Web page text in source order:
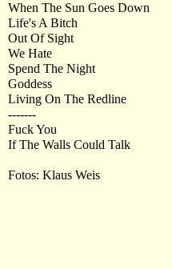
When The Sun Goes Down
Life's A Bitch
Out Of Sight
We Hate
Spend The Night
Goddess
Living On The Redline
-------
Fuck You
If The Walls Could Talk
Fotos: Klaus Weis